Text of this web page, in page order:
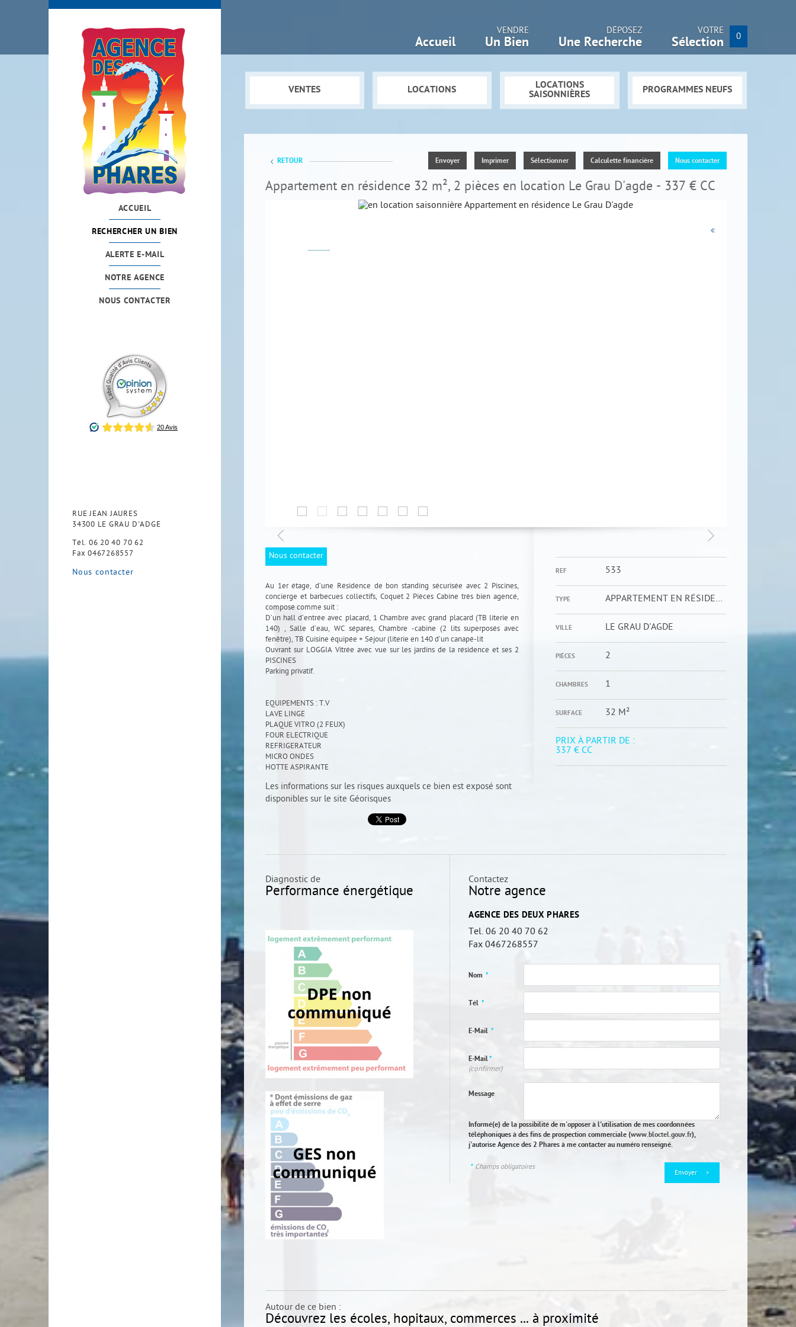
Accueil
VENDRE
Un Bien
DÉPOSEZ
Une Recherche
VOTRE
Sélection 0
VENTES LOCATIONS
LOCATIONS
SAISONNIÈRES
PROGRAMMES NEUFS
ACCUEIL
RECHERCHER UN BIEN
ALERTE E-MAIL
NOTRE AGENCE
NOUS CONTACTER
RUE JEAN JAURES
34300 LE GRAU D'ADGE
Tél. 06 20 40 70 62
Fax0467268557
Nous contacter
RETOUR Envoyer Imprimer Sélectionner Calculette financière Nous contacter
Appartement en résidence 32 m², 2 pièces en location Le Grau D'agde - 337 € CC
REF 533
TYPE APPARTEMENT EN RÉSIDENCE
VILLE LE GRAU D'AGDE
PIÈCES 2
CHAMBRES 1
SURFACE 32 M²
PRIX À PARTIR DE :
337 € CC
Nous contacter
Au 1er étage, d’une Résidence de bon standing sécurisée avec 2 Piscines,
concierge et barbecues collectifs, Coquet 2 Pièces Cabine très bien agencé,
composé comme suit :
D’un hall d’entrée avec placard, 1 Chambre avec grand placard (TB literie en
140) , Salle d’eau, WC séparés, Chambre -cabine (2 lits superposés avec
fenêtre), TB Cuisine équipée + Séjour (literie en 140 d’un canapé-lit
Ouvrant sur LOGGIA Vitrée avec vue sur les jardins de la résidence et ses 2
PISCINES
Parking privatif.
EQUIPEMENTS : T.V
LAVE LINGE
PLAQUE VITRO (2 FEUX)
FOUR ELECTRIQUE
REFRIGERATEUR
MICRO ONDES
HOTTE ASPIRANTE
Les informations sur les risques auxquels ce bien est exposé sont
disponibles sur le site Géorisques
Diagnostic de
Performance énergétique
Contactez
Notre agence
AGENCE DES DEUX PHARES
Tel. 06 20 40 70 62
Fax 0467268557
Nom *
Tél *
E-Mail *
E-Mail*
(confirmer)
Message
Informé(e) de la possibilité de m'opposer à l'utilisation de mes coordonnées
téléphoniques à des fins de prospection commerciale (www.bloctel.gouv.fr),
j'autorise Agence des 2 Phares à me contacter au numéro renseigné.
* Champs obligatoires
Autour de ce bien :
Découvrez les écoles, hopitaux, commerces ... à proximité